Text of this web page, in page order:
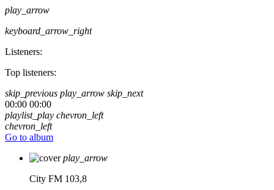
play_arrow
keyboard_arrow_right
Listeners:
Top listeners:
skip_previous play_arrow skip_next
00:00 00:00
playlist_play chevron_left
chevron_left
Go to album
play_arrow
City FM 103,8